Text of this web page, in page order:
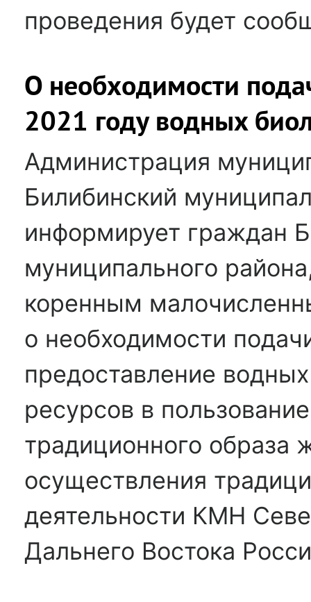
проведения будет
О необходимости
2021 году водных
Администрация
Билибинский
информирует граждан
муниципального
коренным
о необходимости
предоставление
ресурсов в
традиционного образа
осуществления
деятельности КМН
Дальнего Востока